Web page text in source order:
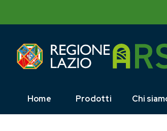
Home Prodotti Chi